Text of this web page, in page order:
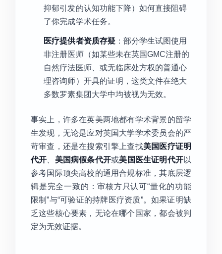
抑郁引发的认知功能下降）如何直接阻碍
了你完成学术任务。
医疗提供者资质存疑：部分学生试图使用
非注册医师（如某些未在英国GMC注册的
自然疗法医师、或无临床处方权的普通心
理咨询师）开具的证明，这类文件在绝大
多数罗素集团大学中均被视为无效。
事实上，许多在英美两地都有学术背景的留学
生发现，无论是应对英国大学学术委员会的严
苛审查，还是在搜索引擎上查找美国医疗证明
代开
美国病假条代开或美国医生证明代开以
参考国际顶尖高校的通用合规标准，其底层逻
辑是完全一致的：审核方只认可“量化的功能
限制”与“可验证的持牌医疗资质”。如果证明缺
乏这些核心要素，无论在哪个国家，都会被判
定为无效证据。